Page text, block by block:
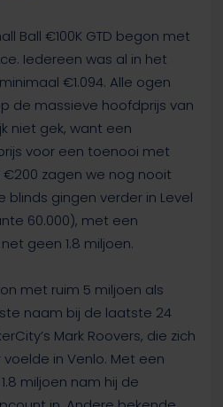
Ball €100K GTD begon met
Iedereen was al in het
€1.094. Alle ogen
de massieve hoofdprijs van
niet gek, want een
voor een toenooi met
zagen we nog nooit
blinds gingen verder in Level
60.000), met een
geen 1.8 miljoen.
met ruim 5 miljoen als
naam bij de laatste 24
Mark Roovers, die zich
in Venlo. Met een
miljoen nam hij de